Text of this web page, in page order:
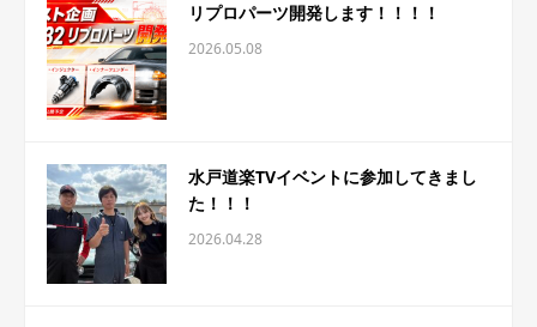
リプロパーツ開発します！！！！
2026.05.08
水戸道楽TVイベントに参加してきまし
た！！！
2026.04.28